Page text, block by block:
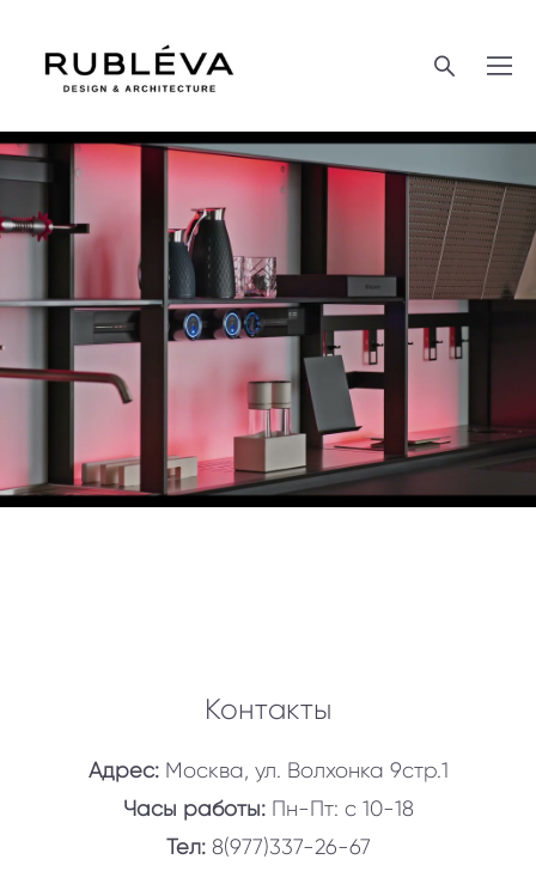
Контакты
Адрес:Москва, ул. Волхонка 9стр.1
Часы работы: Пн-Пт: с 10-18
Тел:8(977)337-26-67